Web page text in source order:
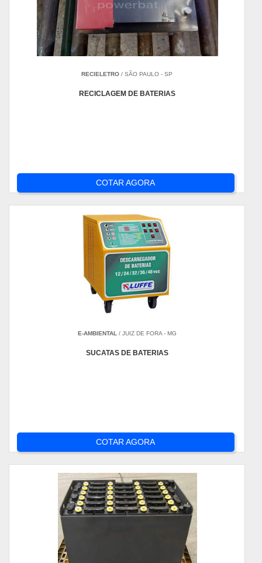
RECIELETRO / SÃO PAULO - SP
RECICLAGEM DE BATERIAS
COTAR AGORA
E-AMBIENTAL / JUIZ DE FORA - MG
SUCATAS DE BATERIAS
COTAR AGORA